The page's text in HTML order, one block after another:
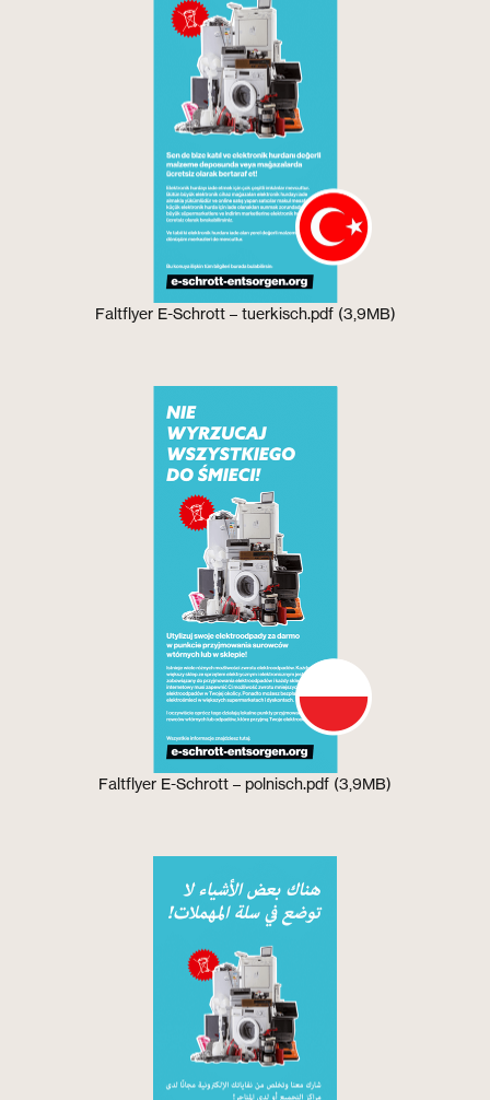
Faltflyer E-Schrott – tuerkisch.pdf (3,9MB)
Faltflyer E-Schrott – polnisch.pdf (3,9MB)